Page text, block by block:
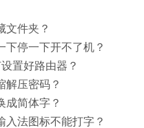
文件夹？
下停一下开不了机？
置好路由器？
解压密码？
成简体字？
入法图标不能打字？